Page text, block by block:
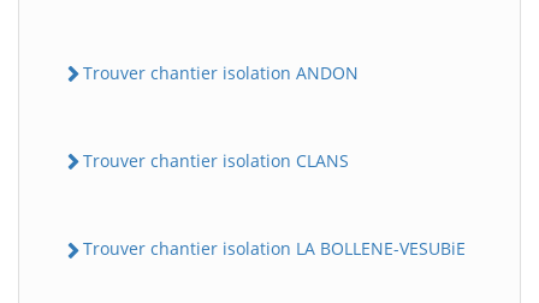
Trouver chantier isolation ANDON
Trouver chantier isolation CLANS
Trouver chantier isolation LA BOLLENE-VESUBiE